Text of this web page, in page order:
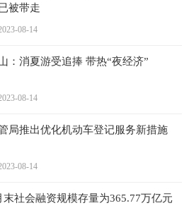
被带走
08-14
：消夏游受追捧 带热“夜经济”
08-14
局推出优化机动车登记服务新措施
08-14
末社会融资规模存量为365.77万亿元